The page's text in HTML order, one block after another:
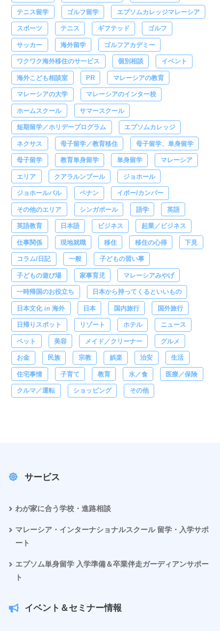
テニス留学 ゴルフ留学 エプソムカレッジマレーシア
スポーツ テニス ギフテッド ゴルフ
サッカー 海外留学 ゴルフアカデミー
ワクワク海外移住のサービス 個別相談 イベント
海外こども相談室 PR マレーシアの教育
マレーシアの大学 マレーシアのインター校
ホームスクール サマースクール
短期留学／ホリデープログラム エプソムカレッジ
ネクサス 母子留学／教育移住 母子留学、単身留学
母子留学 教育単身留学 単身留学 マレーシア
エリア クアラルンプール ジョホール
ジョホールバル ペナン イポー/カンパー
その他のエリア シンガポール 語学 英語
英語教育 日本語 ビジネス 起業／ビジネス
仕事関係 現地就職 移住 移住の心得 下見
コラム/日記 一般 子どもの習い事
子どもの遊び場 家事育児 マレーシアみやげ
一時帰国のお役立ち 日本から持ってくるといいもの
日本文化 in 海外 日本 国内旅行 国外旅行
日帰りスポット リゾート ホテル ニュース
ペット 美容 メイド／クリーナー グルメ
お金 民族 宗教 娯楽 治安 生活
住宅事情 子育て 教育 水／食 医療／保険
クルマ／運転 ショッピング その他
サービス
わが家に合う学校・進路相談
マレーシア・インターナショナルスクール 留学・入学サポ
ート
エプソム単身留学 入学準備＆卒業伴走ガーディアンサポー
ト
イベント＆セミナー情報